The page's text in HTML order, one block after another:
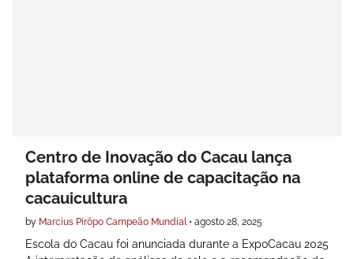
Centro de Inovação do Cacau lança
plataforma online de capacitação na
cacauicultura
by Marcius Pirôpo Campeão Mundial • agosto 28, 2025
Escola do Cacau foi anunciada durante a ExpoCacau 2025